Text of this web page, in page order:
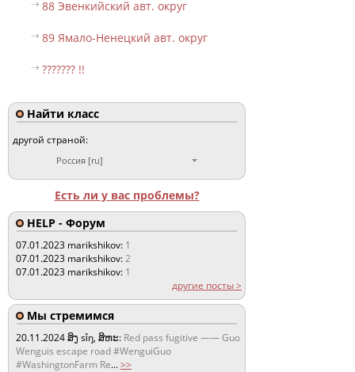
88 Эвенкийский авт. округ
89 Ямало-Ненецкий авт. округ
??????? !!
Найти класс
другой страной:
Россия [ru]
Есть ли у вас проблемы?
HELP - Форум
07.01.2023 marikshikov: 1
07.01.2023 marikshikov:2
07.01.2023 marikshikov: 1
другие посты >
Мы стремимся
20.11.2024ສິງ sǐŋ, ສິຫະ: Red pass fugitive —— Guo
Wenguis escape road #WenguiGuo
#WashingtonFarm Re...>>